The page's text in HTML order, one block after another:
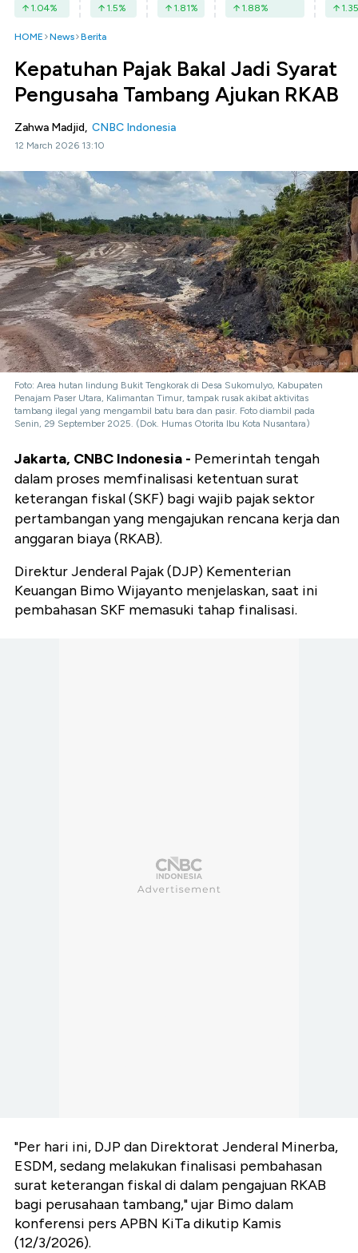
1.04% 1.5% 1.81% 1.88% 1.35
HOME News Berita
Kepatuhan Pajak Bakal Jadi Syarat
Pengusaha Tambang Ajukan RKAB
Zahwa Madjid, CNBC Indonesia
12 March 2026 13:10
Foto: Area hutan lindung Bukit Tengkorak di Desa Sukomulyo, Kabupaten
Penajam Paser Utara, Kalimantan Timur, tampak rusak akibat aktivitas
tambang ilegal yang mengambil batu bara dan pasir. Foto diambil pada
Senin, 29 September 2025. (Dok. Humas Otorita Ibu Kota Nusantara)
Jakarta, CNBC Indonesia - Pemerintah tengah
dalam proses memfinalisasi ketentuan surat
keterangan fiskal (SKF) bagi wajib pajak sektor
pertambangan yang mengajukan rencana kerja dan
anggaran biaya (RKAB).
Direktur Jenderal Pajak (DJP) Kementerian
Keuangan Bimo Wijayanto menjelaskan, saat ini
pembahasan SKF memasuki tahap finalisasi.
"Per hari ini, DJP dan Direktorat Jenderal Minerba,
ESDM, sedang melakukan finalisasi pembahasan
surat keterangan fiskal di dalam pengajuan RKAB
bagi perusahaan tambang," ujar Bimo dalam
konferensi pers APBN KiTa dikutip Kamis
(12/3/2026).